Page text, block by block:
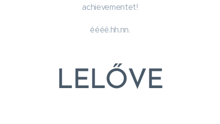
achievementet!
éééé.hh.nn.
LELŐVE